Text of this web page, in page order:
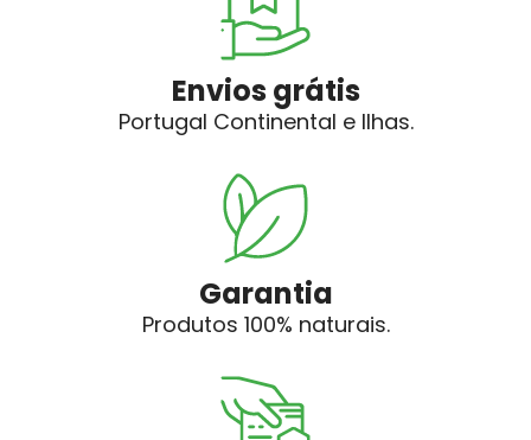
Envios grátis
Portugal Continental e Ilhas.
Garantia
Produtos 100% naturais.